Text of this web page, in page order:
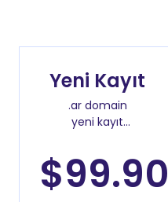
Yeni Kayıt
.ar domain
yeni kayıt
$99.90